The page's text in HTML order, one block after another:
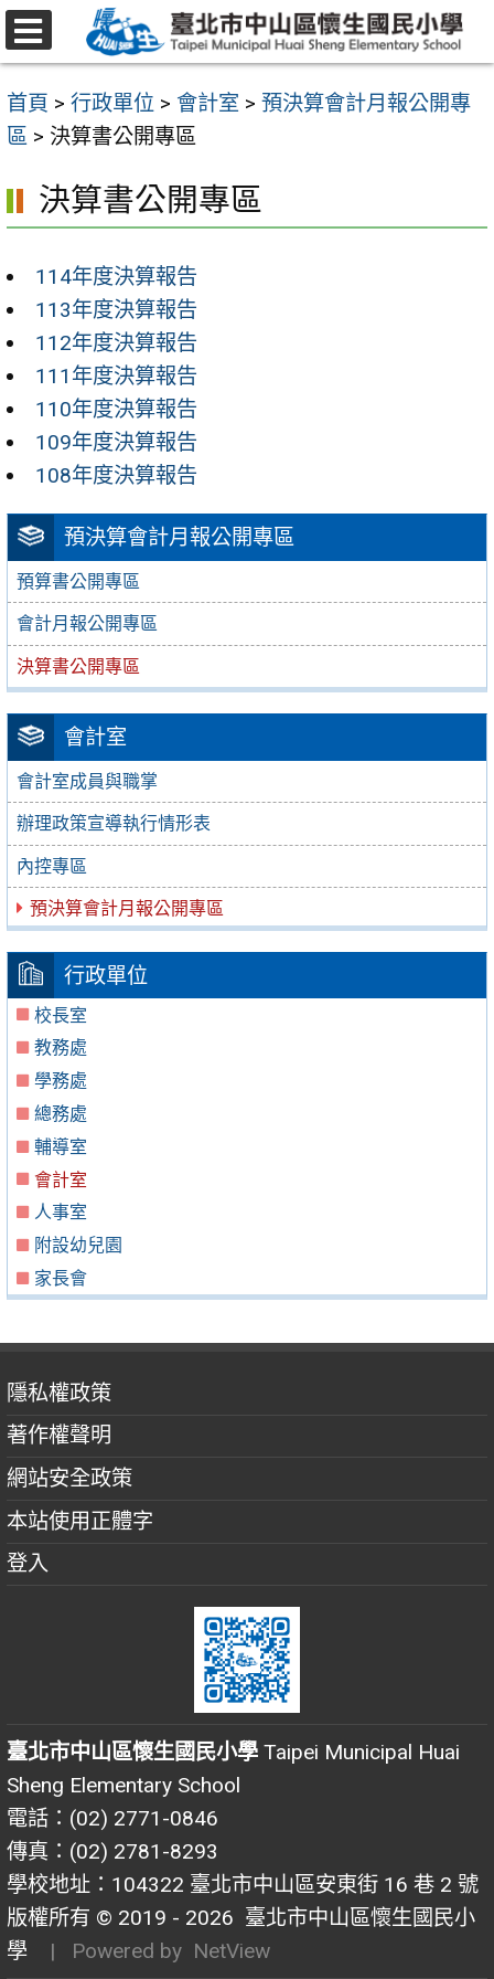
跳
至
要
內
區
首頁 > 行政單位 > 會計室 > 預決算會計月報公開專
區 > 決算書公開專區
預決算會計月報公開專區
預算書公開專區
會計月報公開專區
決算書公開專區
會計室
會計室成員與職掌
辦理政策宣導執行情形表
內控專區
預決算會計月報公開專區
行政單位
校長室
教務處
學務處
總務處
輔導室
會計室
人事室
附設幼兒園
家長會
決算書公開專區
114年度決算報告
113年度決算報告
112年度決算報告
111年度決算報告
110年度決算報告
109年度決算報告
108年度決算報告
隱私權政策
著作權聲明
網站安全政策
本站使用正體字
登入
臺北市中山區懷生國民小學 Taipei Municipal Huai
Sheng Elementary School
電話：(02) 2771-0846
傳真：(02) 2781-8293
學校地址：104322 臺北市中山區安東街 16 巷 2 號
版權所有 © 2019 - 2026 臺北市中山區懷生國民小
學
| Powered by NetView
選
單